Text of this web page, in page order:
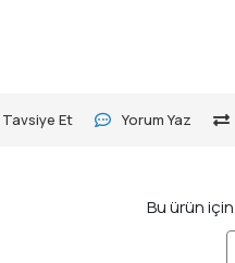
Tavsiye Et Yorum Yaz
Bu ürün